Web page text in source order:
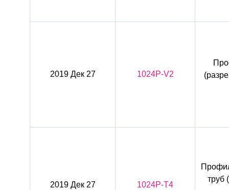
2019 Дек 27 1024P-V2
2019 Дек 27 1024P-T4
труб